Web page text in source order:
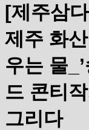
[제주삼
제주 화
우는 물
드 콘티
그리다